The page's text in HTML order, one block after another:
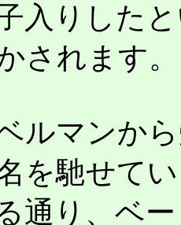
入りした
されます。
ルマンか
を馳せて
通り、ベ